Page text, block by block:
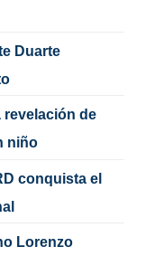
Duarte
revelación de
niño
conquista el
Lorenzo